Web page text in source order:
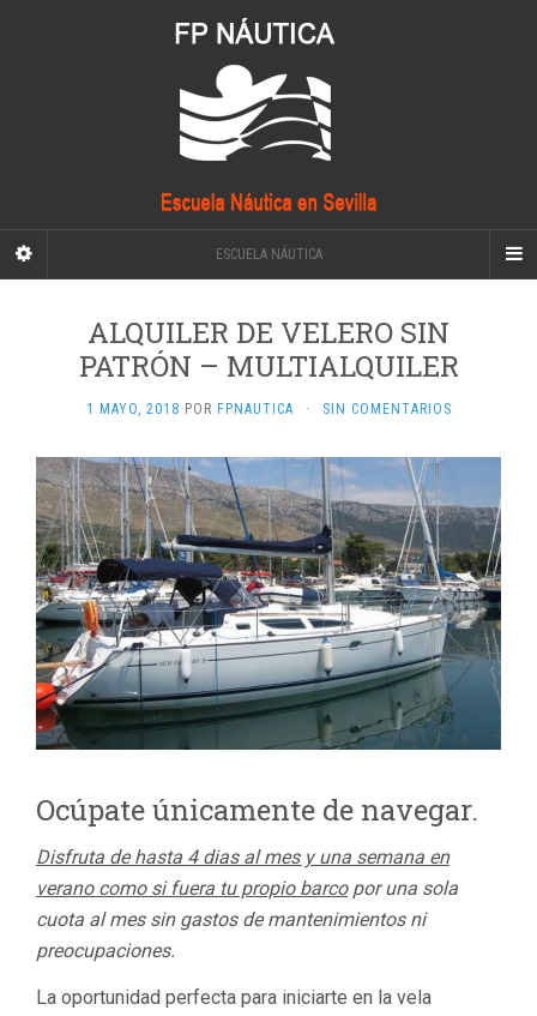
ESCUELA NÁUTICA
ALQUILER DE VELERO SIN
PATRÓN – MULTIALQUILER
1 MAYO, 2018 POR FPNAUTICA · SIN COMENTARIOS
Ocúpate únicamente de navegar.
Disfruta de hasta 4 dias al mes y una semana en
verano como si fuera tu propio barcopor una sola
cuota al mes sin gastos de mantenimientos ni
preocupaciones.
La oportunidad perfecta para iniciarte en la vela